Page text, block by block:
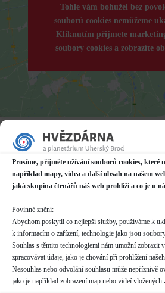
Prosíme, přijměte užívání souborů cookies, které
například mapy, videa a další obsah na našem
jaká skupina čtenářů náš web prohlíží a co je u
Povinné znění:
Abychom poskytli co nejlepší služby, používáme k
k informacím o zařízení, technologie jako jsou
Souhlas s těmito technologiemi nám umožní zobrazit
zpracovávat údaje, jako je chování při prohlížení
Nesouhlas nebo odvolání souhlasu může nepříznivě
jako je například zobrazení map nebo videí vložených
Tohle vám bohužel bez
souborů cookies nemůžeme
Kliknutím přijmete
soubory cookies a zobrazíte
Datum / čas
16.07.2021
17:00 - 18:00
Místo konání
Planetárium v Domě kultury
Další informace o dostupnosti a parkování
Kategorie
Pravidelné akce
Rezervace
není nutná